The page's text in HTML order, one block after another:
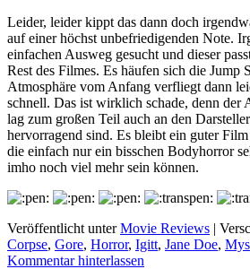
Leider, leider kippt das dann doch
auf einer höchst unbefriedigenden Note.
einfachen Ausweg gesucht und dieser
Rest des Filmes. Es häufen sich die Jump
Atmosphäre vom Anfang verfliegt dann
schnell. Das ist wirklich schade, denn der
lag zum großen Teil auch an den
hervorragend sind. Es bleibt ein guter
die einfach nur ein bisschen Bodyhorror
imho noch viel mehr sein können.
Veröffentlicht unter Movie Reviews |
Corpse, Gore, Horror, Igitt, Jane Doe,
Kommentar hinterlassen